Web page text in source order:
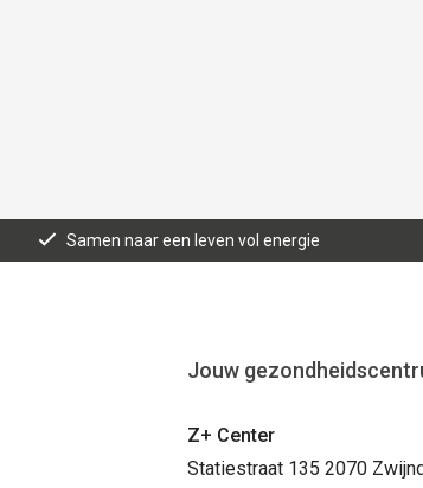
Samen naar een leven vol energie
Jouw
Z+ Center
Statiestraat 135 2070